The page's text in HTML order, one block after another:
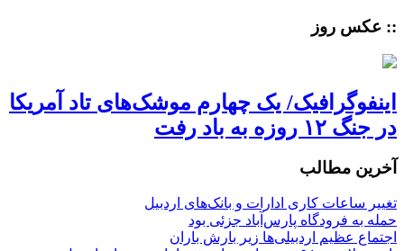
:: عکس روز
اینفوگرافیک/ یک چهارم موشک‌های تاد آمریکا
در جنگ ۱۲ روزه به باد رفت
آخرین مطالب
تغییر ساعات کاری ادارات و بانک‌های اردبیل
حمله به فرودگاه پارس‌‌آباد جزئی بود
اجتماع عظیم اردبیلی‌ها زیر بارش باران